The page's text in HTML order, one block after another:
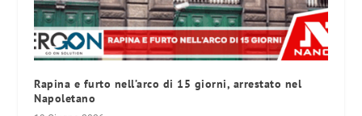
Rapina e furto nell’arco di 15 giorni, arrestato nel
Napoletano